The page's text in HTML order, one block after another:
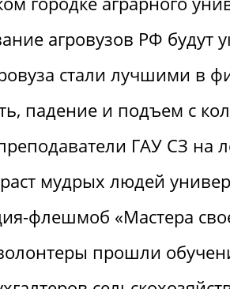
агровузов РФ будут
стали лучшими в
падение и подъем с
ГАУ СЗ
мудрых людей
флешмоб «Мастера
прошли